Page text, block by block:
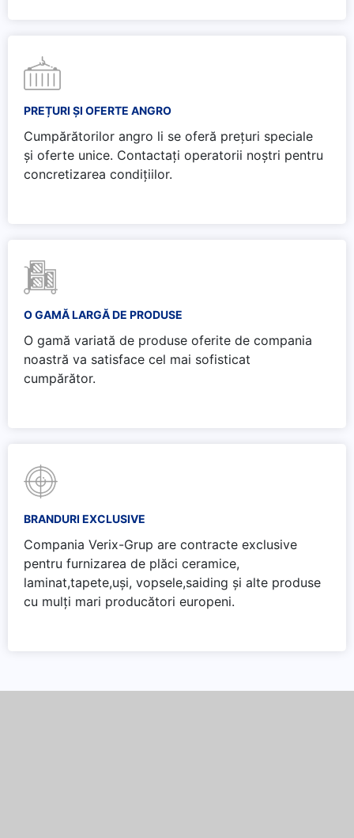
PREȚURI ȘI OFERTE ANGRO
Cumpărătorilor angro li se oferă prețuri speciale
și oferte unice. Contactați operatorii noștri pentru
concretizarea condițiilor.
O GAMĂ LARGĂ DE PRODUSE
O gamă variată de produse oferite de compania
noastră va satisface cel mai sofisticat
cumpărător.
BRANDURI EXCLUSIVE
Compania Verix-Grup are contracte exclusive
pentru furnizarea de plăci ceramice,
laminat,tapete,uși, vopsele,saiding și alte produse
cu mulți mari producători europeni.